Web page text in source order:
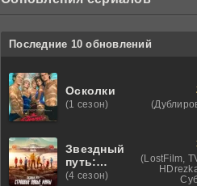
Последние 10 обновлений
Осколки
(1 сезон)
Звездный
путь:
Странные
(4 сезон)
(LostFilm,